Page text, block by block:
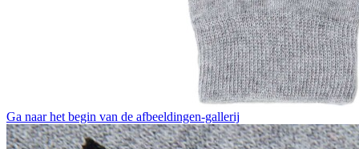
Ga naar het begin van de afbeeldingen-gallerij